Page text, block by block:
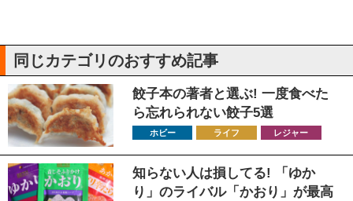
同じカテゴリのおすすめ記事
餃子本の著者と選ぶ! 一度食べた
ら忘れられない餃子5選
ホビー ライフ レジャー
知らない人は損してる! 「ゆか
り」のライバル「かおり」が最高